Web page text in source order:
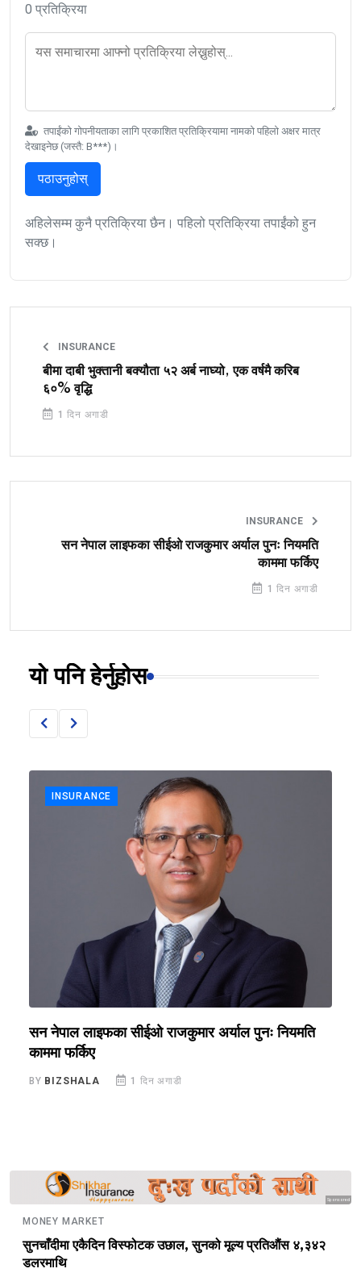
0 प्रतिक्रिया
तपाईंको गोपनीयताका लागि प्रकाशित प्रतिक्रियामा नामको पहिलो अक्षर मात्र
देखाइनेछ (जस्तै: B***)।
पठाउनुहोस्
अहिलेसम्म कुनै प्रतिक्रिया छैन। पहिलो प्रतिक्रिया तपाईंको हुन
सक्छ।
INSURANCE
बीमा दाबी भुक्तानी बक्यौता ५२ अर्ब नाघ्यो, एक वर्षमै करिब
६०% वृद्धि
1 दिन अगाडी
INSURANCE
सन नेपाल लाइफका सीईओ राजकुमार अर्याल पुनः नियमति
काममा फर्किए
1 दिन अगाडी
यो पनि हेर्नुहोस
INSURANCE
सन नेपाल लाइफका सीईओ राजकुमार अर्याल पुनः नियमति
काममा फर्किए
BY BIZSHALA 1 दिन अगाडी
Sponsored
MONEY MARKET
सुनचाँदीमा एकैदिन विस्फोटक उछाल, सुनको मूल्य प्रतिऔंस ४,३४२
डलरमाथि